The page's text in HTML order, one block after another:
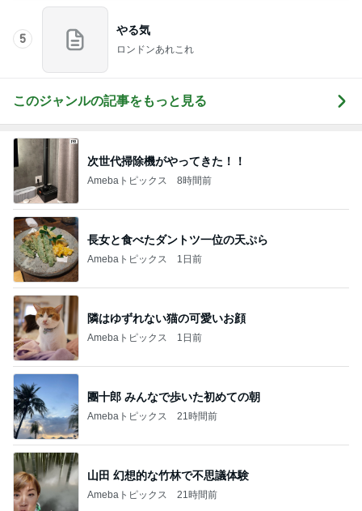
5
やる気
ロンドンあれこれ
このジャンルの記事をもっと見る
次世代掃除機がやってきた！！
Amebaトピックス 8時間前
長女と食べたダントツ一位の天ぷら
Amebaトピックス 1日前
隣はゆずれない猫の可愛いお顔
Amebaトピックス 1日前
團十郎 みんなで歩いた初めての朝
Amebaトピックス 21時間前
山田 幻想的な竹林で不思議体験
Amebaトピックス 21時間前